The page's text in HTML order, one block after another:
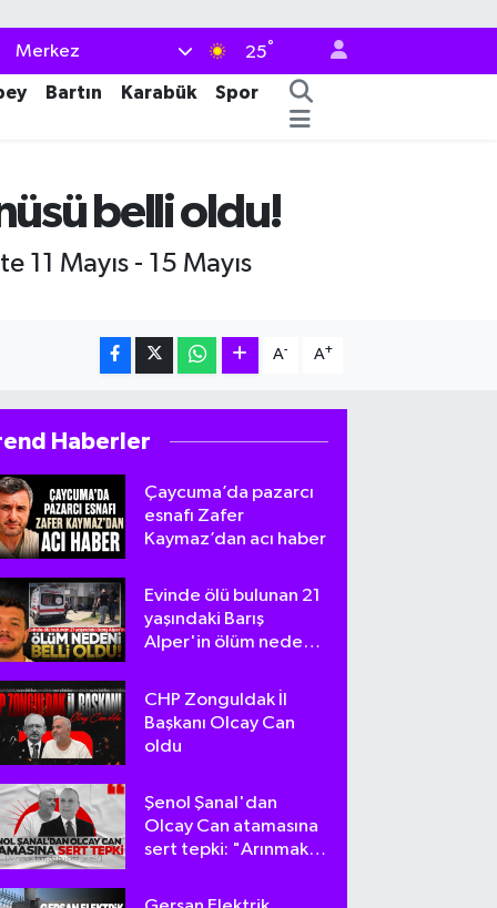
Merkez 25°
Bartın Karabük
Spor
belli oldu!
11 Mayıs - 15 Mayıs
A- A+
Haberler
Çaycuma’da pazarcı
esnafı Zafer
Kaymaz’dan acı haber
Evinde ölü bulunan 21
yaşındaki Barış
Alper'in ölüm nedeni
CHP Zonguldak İl
Başkanı Olcay Can
oldu
Şenol Şanal'dan
Olcay Can atamasına
sert tepki: "Arınmak
gerek!"